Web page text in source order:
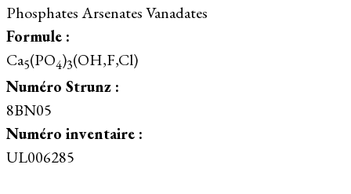
Phosphates Arsenates Vanadates
Formule :
Ca5(PO4)3(OH,F,Cl)
Numéro Strunz :
8BN05
Numéro inventaire :
UL006285